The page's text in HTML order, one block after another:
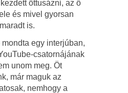
öttusázni, az ő
és mivel gyorsan
is.
mondta egy interjúban,
csatornájának
unom meg. Öt
már maguk az
nemhogy a